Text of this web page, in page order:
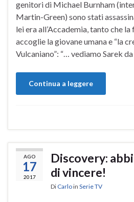
genitori di Michael Burnham
Martin-Green) sono stati
lei era all’Accademia, tanto che
accoglie la giovane umana e “la
Vulcaniano”: “… vediamo Sarek
Continua a leggere
AGO
17
2017
Discovery:
di vincere!
Di Carloin Serie TV